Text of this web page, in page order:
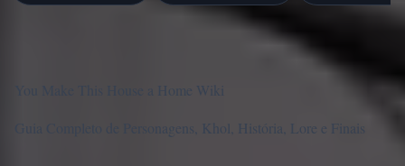
You Make This House a Home Wiki
Guia Completo de Personagens, Khol, História, Lore e Finais